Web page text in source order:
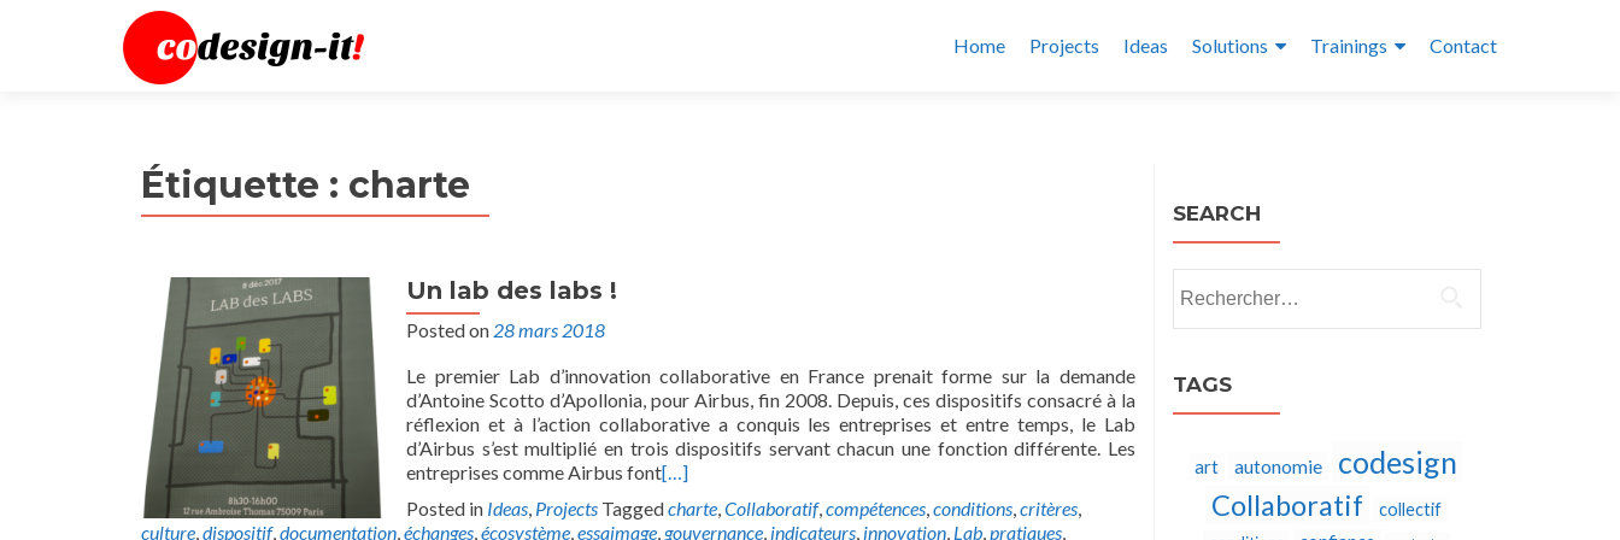
Home Projects Ideas Solutions Trainings Contact
Étiquette : charte
Un lab des labs !
Posted on 28 mars 2018
Le premier Lab d’innovation collaborative en France prenait forme sur la demande
d’Antoine Scotto d’Apollonia, pour Airbus, fin 2008. Depuis, ces dispositifs consacré à la
réflexion et à l’action collaborative a conquis les entreprises et entre temps, le Lab
d’Airbus s’est multiplié en trois dispositifs servant chacun une fonction différente. Les
entreprises comme Airbus font[…]
Posted in Ideas, Projects Taggedcharte,Collaboratif,compétences,conditions,critères,
culture,dispositif,documentation,échanges,écosystème,essaimage,gouvernance, indicateurs, innovation, Lab,pratiques,
SEARCH
TAGS
art autonomie codesign
Collaboratif collectif